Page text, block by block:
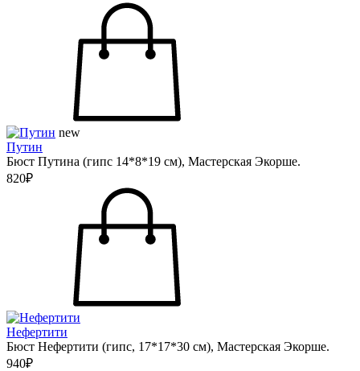
new
Путин
Бюст Путина (гипс 14*8*19 см), Мастерская Экорше.
820₽
Нефертити
Бюст Нефертити (гипс, 17*17*30 см), Мастерская Экорше.
940₽